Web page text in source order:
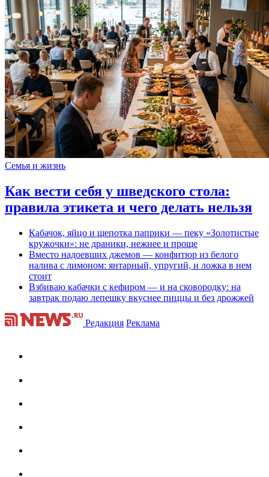
Семья и жизнь
Как вести себя у шведского стола:
правила этикета и чего делать нельзя
Кабачок, яйцо и щепотка паприки — пеку «Золотистые
кружочки»: не драники, нежнее и проще
Вместо надоевших джемов — конфитюр из белого
налива с лимоном: янтарный, упругий, и ложка в нем
стоит
Взбиваю кабачки с кефиром — и на сковородку: на
завтрак подаю лепешку вкуснее пиццы и без дрожжей
Редакция Реклама